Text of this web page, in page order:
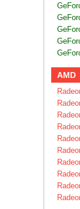
AMD